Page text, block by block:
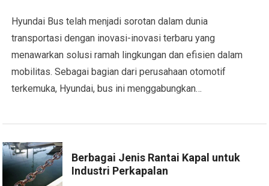
Hyundai Bus telah menjadi sorotan dalam dunia
transportasi dengan inovasi-inovasi terbaru yang
menawarkan solusi ramah lingkungan dan efisien dalam
mobilitas. Sebagai bagian dari perusahaan otomotif
terkemuka, Hyundai, bus ini menggabungkan…
Berbagai Jenis Rantai Kapal untuk
Industri Perkapalan